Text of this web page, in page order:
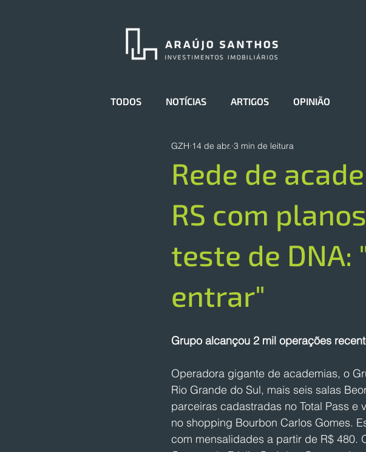
TODOS NOTÍCIAS ARTIGOS OPINIÃO
Rede de
RS com
teste de DNA:
entrar"
GZH 14 de abr. 3 min de leitura
Grupo alcançou 2 mil operações
Operadora gigante de academias, o
Rio Grande do Sul, mais seis salas
parceiras cadastradas no Total Pass e
no shopping Bourbon Carlos Gomes.
com mensalidades a partir de R$ 480.